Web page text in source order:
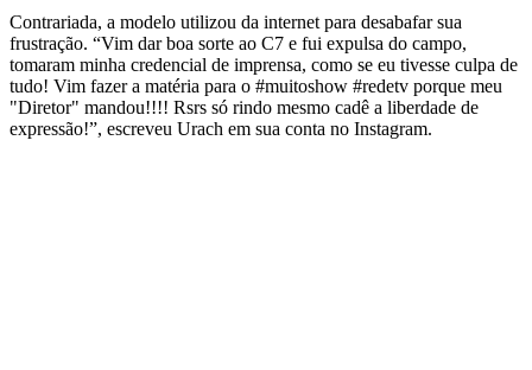
Contrariada, a modelo utilizou da internet para desabafar sua
frustração. “Vim dar boa sorte ao C7 e fui expulsa do campo,
tomaram minha credencial de imprensa, como se eu tivesse culpa de
tudo! Vim fazer a matéria para o #muitoshow #redetv porque meu
"Diretor" mandou!!!! Rsrs só rindo mesmo cadê a liberdade de
expressão!”, escreveu Urach em sua conta no Instagram.